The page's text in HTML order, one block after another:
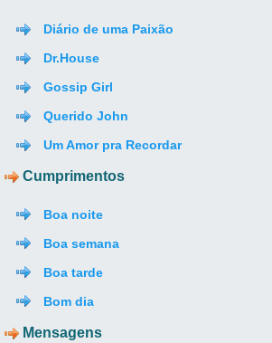
Diário de uma Paixão
Dr.House
Gossip Girl
Querido John
Um Amor pra Recordar
Cumprimentos
Boa noite
Boa semana
Boa tarde
Bom dia
Mensagens